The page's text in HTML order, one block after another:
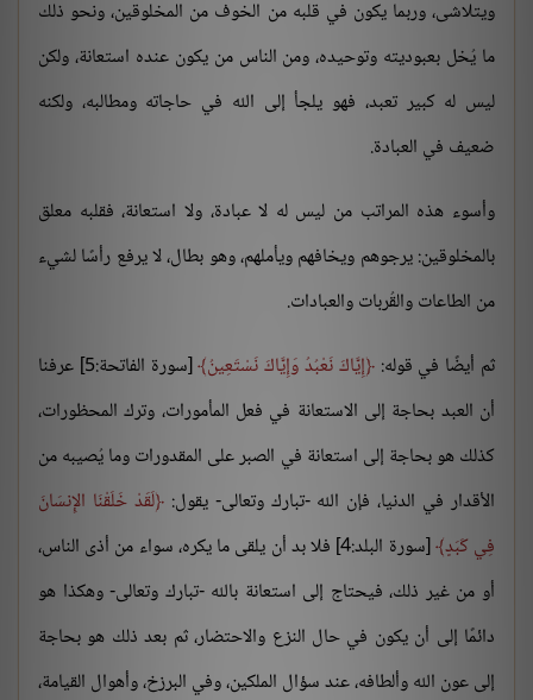
ويتلاشى، وربما يكون في قلبه من الخوف من المخلوقين، ونحو ذلك
ما يُخل بعبوديته وتوحيده، ومن الناس من يكون عنده استعانة، ولكن
ليس له كبير تعبد، فهو يلجأ إلى الله في حاجاته ومطالبه، ولكنه
ضعيف في العبادة.
وأسوء هذه المراتب من ليس له لا عبادة، ولا استعانة، فقلبه معلق
بالمخلوقين: يرجوهم ويخافهم ويأملهم، وهو بطال، لا يرفع رأسًا لشيء
من الطاعات والقُربات والعبادات.
ثم أيضًا في قوله: إِيَّاكَ نَعْبُدُ وَإِيَّاكَ نَسْتَعِينُ
[سورة الفاتحة:5] عرفنا
أن العبد بحاجة إلى الاستعانة في فعل المأمورات، وترك المحظورات،
كذلك هو بحاجة إلى استعانة في الصبر على المقدورات وما يُصيبه من
الأقدار في الدنيا، فإن الله -تبارك وتعالى- يقول: لَقَدْ خَلَقْنَا الإِنسَانَ
فِي كَبَدٍ
[سورة البلد:4] فلا بد أن يلقى ما يكره، سواء من أذى الناس،
أو من غير ذلك، فيحتاج إلى استعانة بالله -تبارك وتعالى- وهكذا هو
دائمًا إلى أن يكون في حال النزع والاحتضار، ثم بعد ذلك هو بحاجة
إلى عون الله وألطافه، عند سؤال الملكين، وفي البرزخ، وأهوال القيامة،